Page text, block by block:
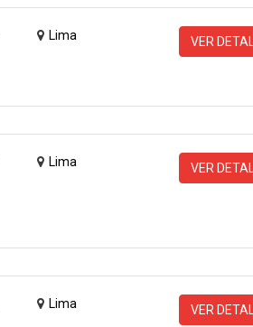
Lima VER
Lima VER
Lima VER